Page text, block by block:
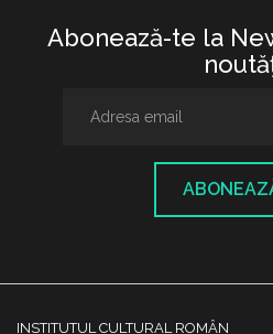
Abonează-te la
INSTITUTUL CULTURAL ROMÂN